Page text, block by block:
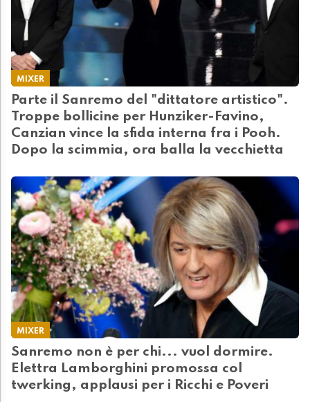
MIXER
Parte il Sanremo del "dittatore artistico".
Troppe bollicine per Hunziker-Favino,
Canzian vince la sfida interna fra i Pooh.
Dopo la scimmia, ora balla la vecchietta
MIXER
Sanremo non è per chi... vuol dormire.
Elettra Lamborghini promossa col
twerking, applausi per i Ricchi e Poveri